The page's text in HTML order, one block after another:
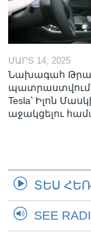
ՄԱՐՏ 14, 2025
Նախագահ
պատրաստվում
Tesla՝ Իլոն
աջակցելու
ՏԵՍ
SEE